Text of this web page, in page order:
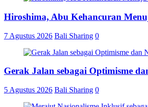
Hiroshima, Abu Kehancuran
7 Agustus 2026 Bali Sharing 0
Gerak Jalan sebagai Optimisme
5 Agustus 2026 Bali Sharing 0